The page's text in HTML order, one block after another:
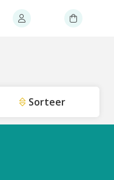
Sorteer